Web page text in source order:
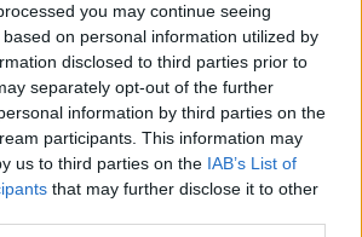
you may continue seeing
on personal information utilized by
disclosed to third parties prior to
separately opt-out of the further
information by third parties on the
participants. This information may
us to third parties on the IAB’s List of
that may further disclose it to other